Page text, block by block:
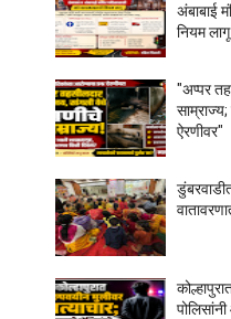
अंबाबाई
नियम लागू
"अप्पर
साम्राज्य;
ऐरणीवर"